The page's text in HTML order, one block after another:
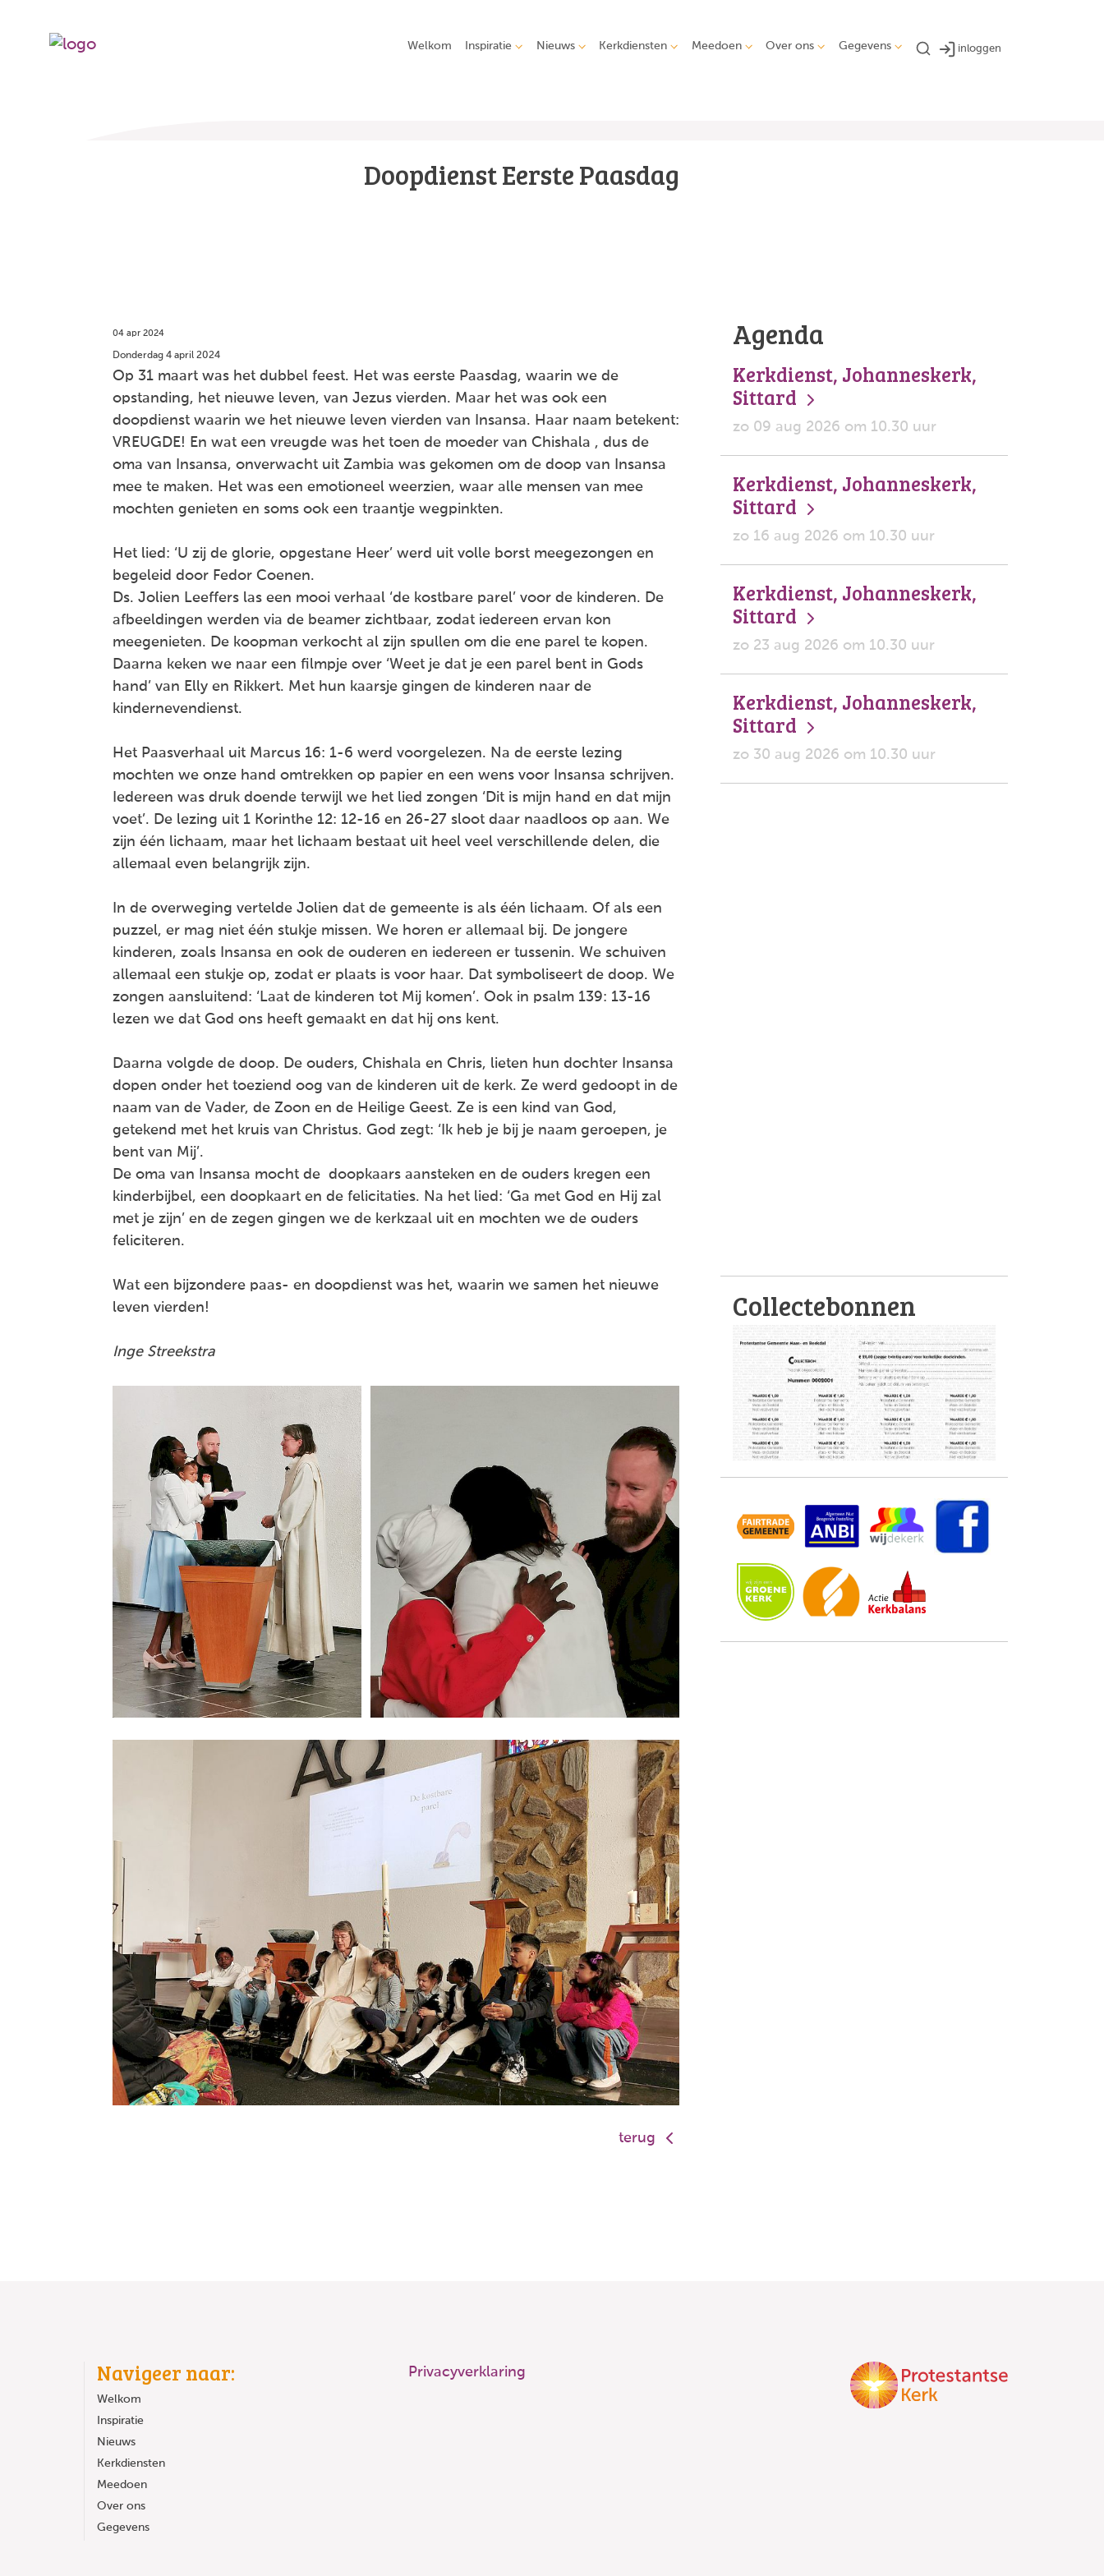
Welkom Inspiratie Nieuws Kerkdiensten Meedoen Over ons Gegevens inloggen
Doopdienst Eerste Paasdag
04 apr 2024
Donderdag 4 april 2024
Op 31 maart was het dubbel feest. Het was eerste Paasdag, waarin we de
opstanding, het nieuwe leven, van Jezus vierden. Maar het was ook een
doopdienst waarin we het nieuwe leven vierden van Insansa. Haar naam betekent:
VREUGDE! En wat een vreugde was het toen de moeder van Chishala , dus de
oma van Insansa, onverwacht uit Zambia was gekomen om de doop van Insansa
mee te maken. Het was een emotioneel weerzien, waar alle mensen van mee
mochten genieten en soms ook een traantje wegpinkten.
Het lied: ‘U zij de glorie, opgestane Heer’ werd uit volle borst meegezongen en
begeleid door Fedor Coenen.
Ds. Jolien Leeffers las een mooi verhaal ‘de kostbare parel’ voor de kinderen. De
afbeeldingen werden via de beamer zichtbaar, zodat iedereen ervan kon
meegenieten. De koopman verkocht al zijn spullen om die ene parel te kopen.
Daarna keken we naar een filmpje over ‘Weet je dat je een parel bent in Gods
hand’ van Elly en Rikkert. Met hun kaarsje gingen de kinderen naar de
kindernevendienst.
Het Paasverhaal uit Marcus 16: 1-6 werd voorgelezen. Na de eerste lezing
mochten we onze hand omtrekken op papier en een wens voor Insansa schrijven.
Iedereen was druk doende terwijl we het lied zongen ‘Dit is mijn hand en dat mijn
voet’. De lezing uit 1 Korinthe 12: 12-16 en 26-27 sloot daar naadloos op aan. We
zijn één lichaam, maar het lichaam bestaat uit heel veel verschillende delen, die
allemaal even belangrijk zijn.
In de overweging vertelde Jolien dat de gemeente is als één lichaam. Of als een
puzzel, er mag niet één stukje missen. We horen er allemaal bij. De jongere
kinderen, zoals Insansa en ook de ouderen en iedereen er tussenin. We schuiven
allemaal een stukje op, zodat er plaats is voor haar. Dat symboliseert de doop. We
zongen aansluitend: ‘Laat de kinderen tot Mij komen’. Ook in psalm 139: 13-16
lezen we dat God ons heeft gemaakt en dat hij ons kent.
Daarna volgde de doop. De ouders, Chishala en Chris, lieten hun dochter Insansa
dopen onder het toeziend oog van de kinderen uit de kerk. Ze werd gedoopt in de
naam van de Vader, de Zoon en de Heilige Geest. Ze is een kind van God,
getekend met het kruis van Christus. God zegt: ‘Ik heb je bij je naam geroepen, je
bent van Mij’.
De oma van Insansa mocht de doopkaars aansteken en de ouders kregen een
kinderbijbel, een doopkaart en de felicitaties. Na het lied: ‘Ga met God en Hij zal
met je zijn’ en de zegen gingen we de kerkzaal uit en mochten we de ouders
feliciteren.
Wat een bijzondere paas- en doopdienst was het, waarin we samen het nieuwe
leven vierden!
Inge Streekstra
terug
Agenda
Kerkdienst, Johanneskerk,
Sittard
zo 09 aug 2026 om 10.30 uur
Kerkdienst, Johanneskerk,
Sittard
zo 16 aug 2026 om 10.30 uur
Kerkdienst, Johanneskerk,
Sittard
zo 23 aug 2026 om 10.30 uur
Kerkdienst, Johanneskerk,
Sittard
zo 30 aug 2026 om 10.30 uur
Collectebonnen
Navigeer naar:
Welkom
Inspiratie
Nieuws
Kerkdiensten
Meedoen
Over ons
Gegevens
Privacyverklaring